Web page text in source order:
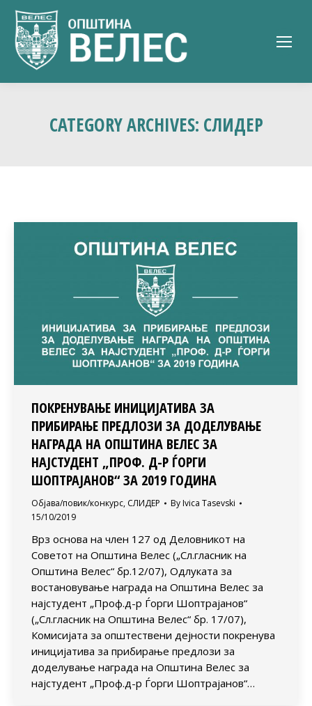
CATEGORY ARCHIVES: СЛИДЕР
ПОКРЕНУВАЊЕ ИНИЦИЈАТИВА ЗА
ПРИБИРАЊЕ ПРЕДЛОЗИ ЗА ДОДЕЛУВАЊЕ
НАГРАДА НА ОПШТИНА ВЕЛЕС ЗА
НАЈСТУДЕНТ „ПРОФ. Д-Р ЃОРГИ
ШОПТРАЈАНОВ“ ЗА 2019 ГОДИНА
Објава/повик/конкурс, СЛИДЕР By Ivica Tasevski
15/10/2019
Врз основа на член 127 од Деловникот на
Советот на Општина Велес („Сл.гласник на
Општина Велес“ бр.12/07), Одлуката за
востановување награда на Општина Велес за
најстудент „Проф.д-р Ѓорги Шоптрајанов“
(„Сл.гласник на Општина Велес“ бр. 17/07),
Комисијата за општествени дејности покренува
иницијатива за прибирање предлози за
доделување награда на Општина Велес за
најстудент „Проф.д-р Ѓорги Шоптрајанов“…